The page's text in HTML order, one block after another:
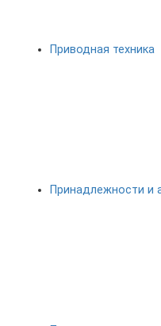
Приводная техника
Принадлежности и